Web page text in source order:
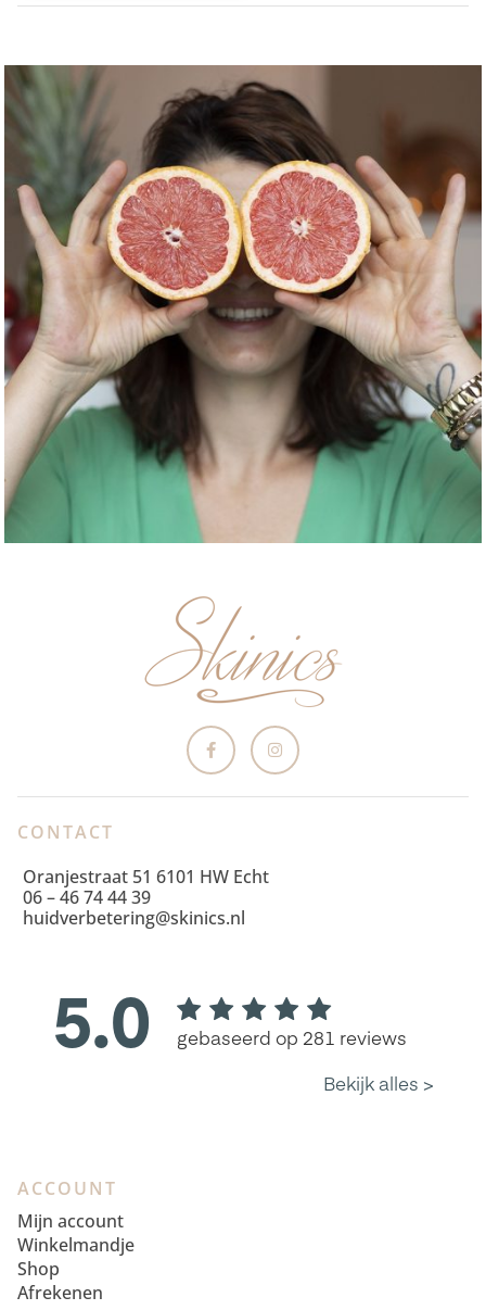
CONTACT
Oranjestraat 51 6101 HW Echt
06 – 46 74 44 39
huidverbetering@skinics.nl
ACCOUNT
Mijn account
Winkelmandje
Shop
Afrekenen